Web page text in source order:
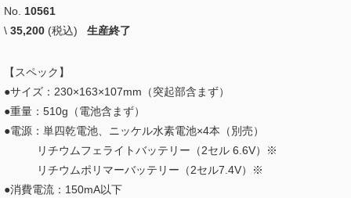
No. 10561
\ 35,200 (税込) 生産終了
【スペック】
●サイズ：230×163×107mm（突起部含まず）
●重量：510g（電池含まず）
●電源：単四乾電池、ニッケル水素電池×4本（別売）
リチウムフェライトバッテリー（2セル 6.6V）※
リチウムポリマーバッテリー（2セル7.4V）※
●消費電流：150mA以下